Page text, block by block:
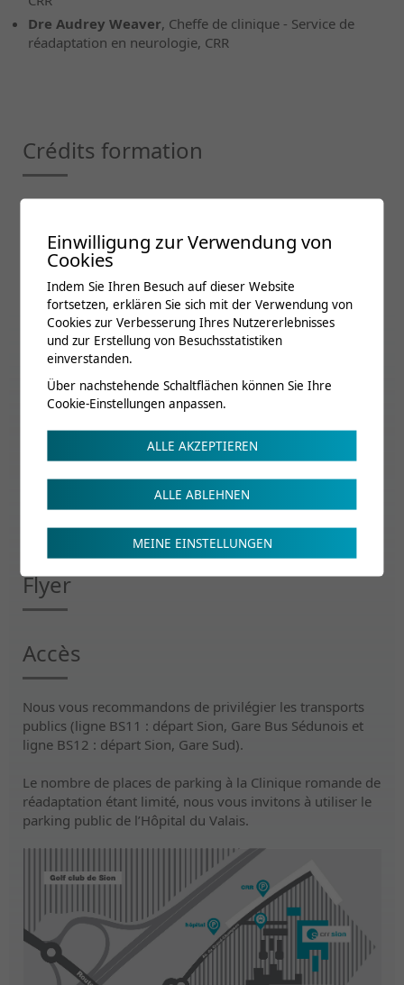
Dre Audrey Weaver, Cheffe de clinique - Service de
réadaptation en neurologie, CRR
Crédits formation
SSMPR
6
SSMIG
SSO
4
6
Chirosuisse
6
Physioswiss
6
Renseignements
Flyer
Accès
Nous vous recommandons de privilégier les transports
publics (ligne BS11 : départ Sion, Gare Bus Sédunois et
ligne BS12 : départ Sion, Gare Sud).
Le nombre de places de parking à la Clinique romande de
réadaptation étant limité, nous vous invitons à utiliser le
parking public de l’Hôpital du Valais.
Einwilligung zur Verwendung von
Cookies
Indem Sie Ihren Besuch auf dieser Website
fortsetzen, erklären Sie sich mit der Verwendung von
Cookies zur Verbesserung Ihres Nutzererlebnisses
und zur Erstellung von Besuchsstatistiken
einverstanden.
Über nachstehende Schaltflächen können Sie Ihre
Cookie-Einstellungen anpassen.
ALLE AKZEPTIEREN
ALLE ABLEHNEN
MEINE EINSTELLUNGEN